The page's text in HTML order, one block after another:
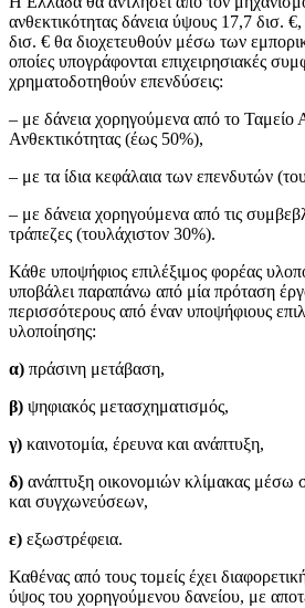
ανθεκτικότητας δάνεια ύψους 17,7 δισ.
δισ. € θα διοχετευθούν μέσω των
οποίες υπογράφονται επιχειρησιακές
χρηματοδοτηθούν επενδύσεις:
– με δάνεια χορηγούμενα από το Ταμείο
Ανθεκτικότητας (έως 50%),
– με τα ίδια κεφάλαια των επενδυτών
– με δάνεια χορηγούμενα από τις
τράπεζες (τουλάχιστον 30%).
Κάθε υποψήφιος επιλέξιμος φορέας
υποβάλει παραπάνω από μία πρόταση
περισσότερους από έναν υποψήφιους
υλοποίησης:
α) πράσινη μετάβαση,
β) ψηφιακός μετασχηματισμός,
γ) καινοτομία, έρευνα και ανάπτυξη,
δ) ανάπτυξη οικονομιών κλίμακας μέσω
και συγχωνεύσεων,
ε) εξωστρέφεια.
Καθένας από τους τομείς έχει
ύψος του χορηγούμενου δανείου, με